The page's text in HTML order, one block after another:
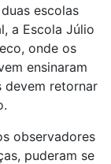
escolas
a Escola Júlio
onde os
ensinaram
devem retornar
observadores
puderam se